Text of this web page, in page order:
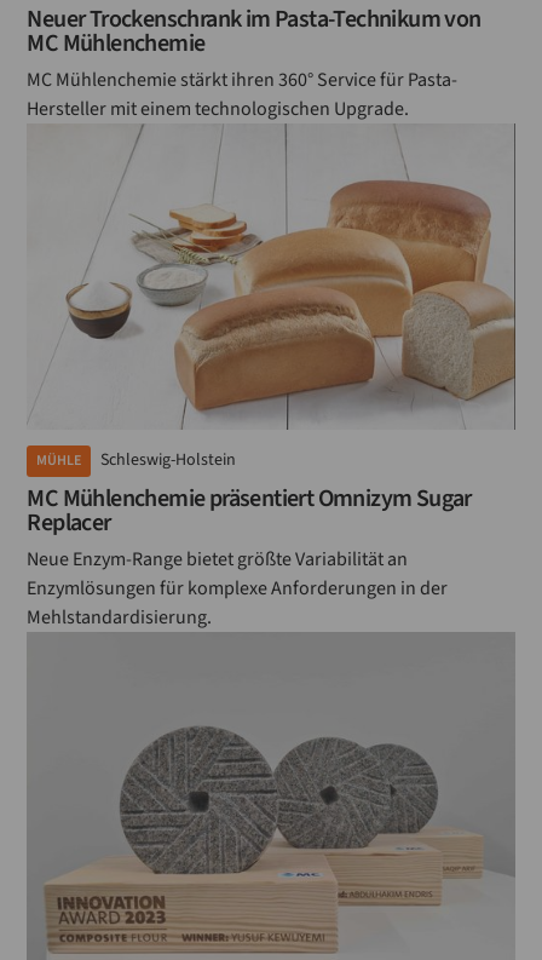
Neuer Trockenschrank im Pasta-Technikum von
MC Mühlenchemie
MC Mühlenchemie stärkt ihren 360° Service für Pasta-
Hersteller mit einem technologischen Upgrade.
MÜHLE Schleswig-Holstein
MC Mühlenchemie präsentiert Omnizym Sugar
Replacer
Neue Enzym-Range bietet größte Variabilität an
Enzymlösungen für komplexe Anforderungen in der
Mehlstandardisierung.